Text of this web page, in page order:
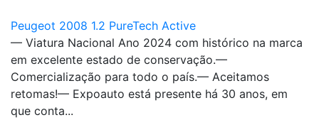
Peugeot 2008 1.2 PureTech Active
— Viatura Nacional Ano 2024 com histórico na marca
em excelente estado de conservação.—
Comercialização para todo o país.— Aceitamos
retomas!— Expoauto está presente há 30 anos, em
que conta...